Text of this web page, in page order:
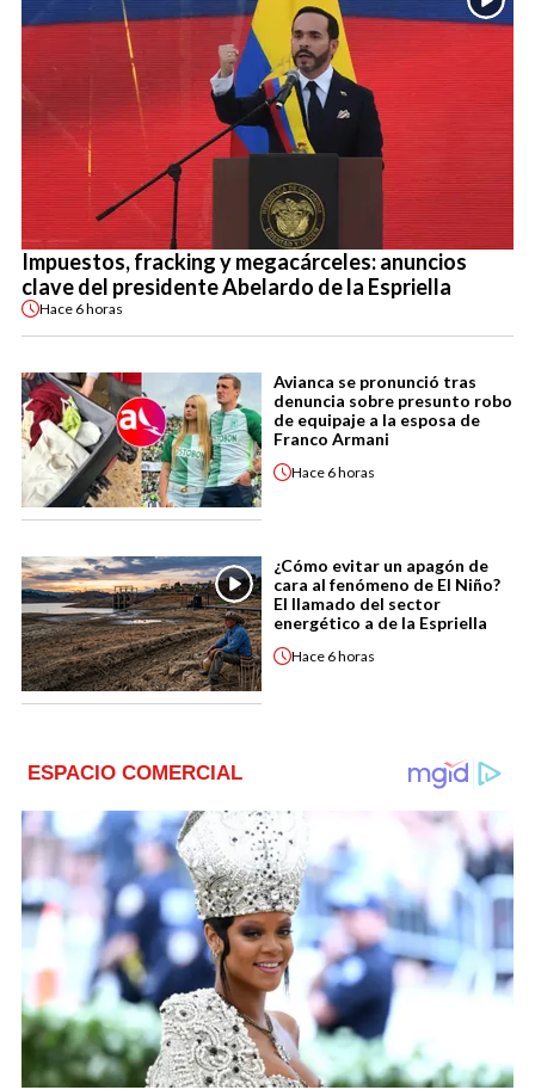
Impuestos, fracking y megacárceles: anuncios
clave del presidente Abelardo de la Espriella
Hace 6 horas
Avianca se pronunció tras
denuncia sobre presunto robo
de equipaje a la esposa de
Franco Armani
Hace 6 horas
¿Cómo evitar un apagón de
cara al fenómeno de El Niño?
El llamado del sector
energético a de la Espriella
Hace 6 horas